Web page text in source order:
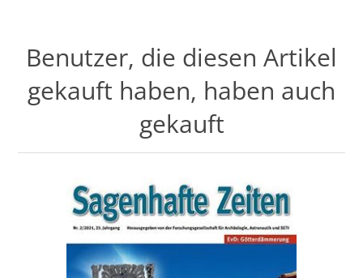
Benutzer, die diesen Artikel
gekauft haben, haben auch
gekauft